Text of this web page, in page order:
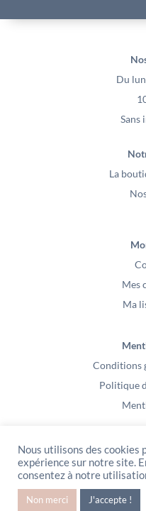
Du
Sans
La
Mes
Ma
Conditions
Politique
PeeKaBoo / Sarl Gablia au
000 Clermont-Ferrand –
Nous utilisons des cookies
expérience sur notre site.
consentez à notre
Non merci J'accepte !